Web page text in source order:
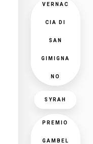
VERNAC
CIA DI
SAN
GIMIGNA
NO
SYRAH
PREMIO
GAMBEL